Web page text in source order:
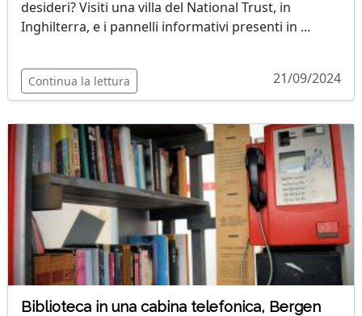
desideri? Visiti una villa del National Trust, in
Inghilterra, e i pannelli informativi presenti in ...
Continua la lettura 21/09/2024
Biblioteca in una cabina telefonica, Bergen